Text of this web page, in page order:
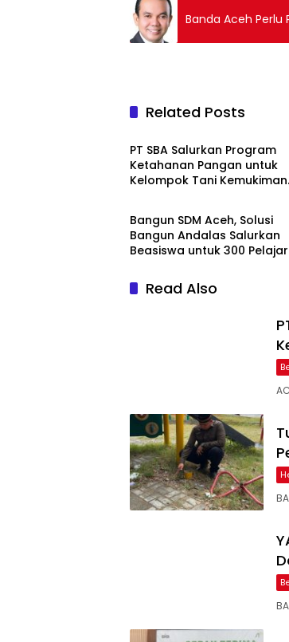
Banda Aceh Perlu
Related Posts
Berita
PT SBA Salurkan Program
Ketahanan Pangan untuk
Kelompok Tani Kemukiman
Berita
Bangun SDM Aceh, Solusi
Bangun Andalas Salurkan
Beasiswa untuk 300 Pelajar
Read Also